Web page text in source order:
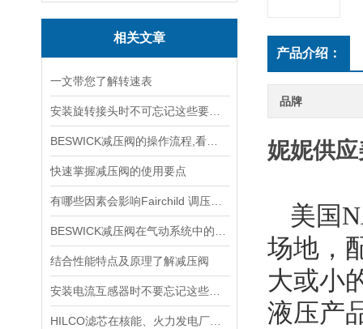
相关文章
一文带您了解转速表
快速掌握减压阀的使用要点
结合性能特点及原理了解减压阀
产品介绍：
品牌
妮妮供
美国
场地，
大或小
液压产